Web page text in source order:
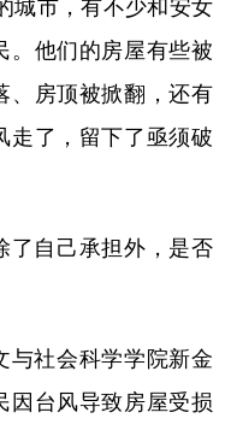
城市，有不少和安女
。他们的房屋有些被
、房顶被掀翻，还有
走了，留下了亟须破
自己承担外，是否
社会科学学院新金
因台风导致房屋受损